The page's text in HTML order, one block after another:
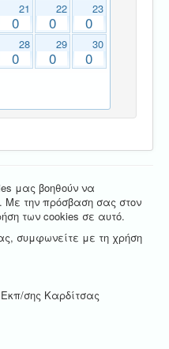
21
0
22
0
23
0
28
0
29
0
30
0
μας βοηθούν να
Με την πρόσβαση σας στον
των cookies σε αυτό.
συμφωνείτε με τη χρήση
σης Καρδίτσας